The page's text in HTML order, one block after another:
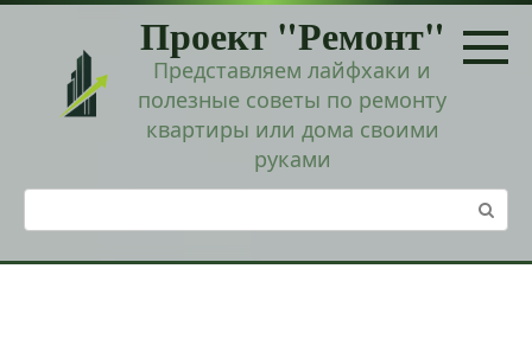
Перейти
Проект "Ремонт"
Представляем лайфхаки и
полезные советы по ремонту
квартиры или дома своими
руками
Поиск: